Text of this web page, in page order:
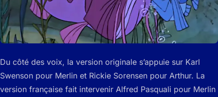
Du côté des voix, la version originale s’appuie sur Karl
Swenson pour Merlin et Rickie Sorensen pour Arthur. La
version française fait intervenir Alfred Pasquali pour Merlin